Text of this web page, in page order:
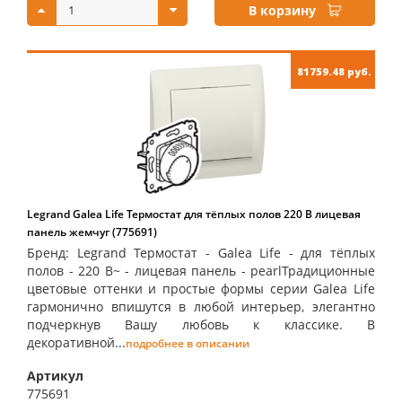
В корзину
81759.48 руб.
Legrand Galea Life Термостат для тёплых полов 220 В лицевая
панель жемчуг (775691)
Бренд: Legrand Термостат - Galea Life - для тёплых
полов - 220 В~ - лицевая панель - pearlТрадиционные
цветовые оттенки и простые формы серии Galea Life
гармонично впишутся в любой интерьер, элегантно
подчеркнув Вашу любовь к классике. В
декоративной...подробнее в описании
Артикул
775691